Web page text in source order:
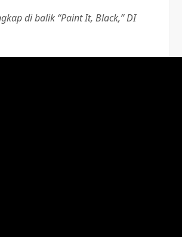
di balik “Paint It, Black,” DI